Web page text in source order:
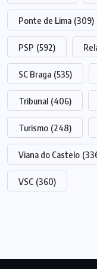
Ponte de Lima (309)
PSP (592)
SC Braga (535)
Tribunal (406)
Turismo (248)
Viana do Castelo
VSC (360)